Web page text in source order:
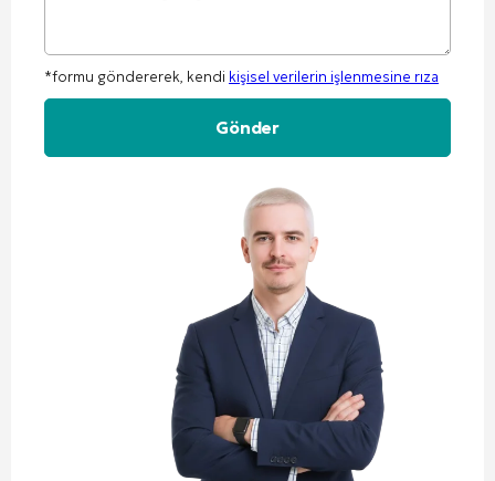
*formu göndererek, kendi kişisel verilerin işlenmesine rıza